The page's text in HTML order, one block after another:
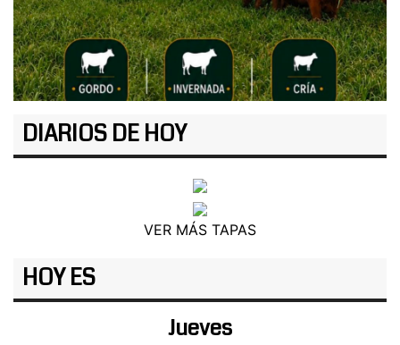
DIARIOS DE HOY
VER MÁS TAPAS
HOY ES
Jueves